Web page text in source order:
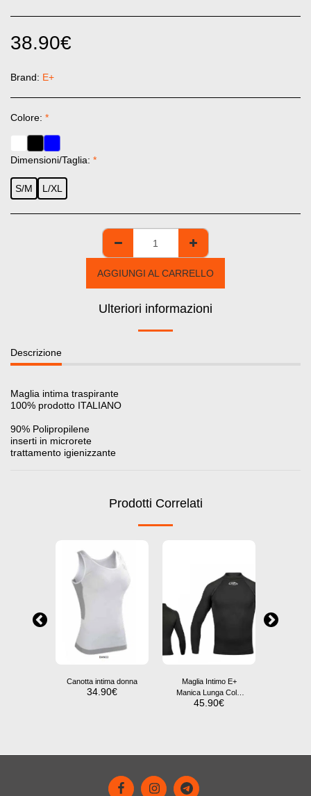
38.90€
Brand: E+
Colore: *
Dimensioni/Taglia: *
S/M L/XL
AGGIUNGI AL CARRELLO
Ulteriori informazioni
Descrizione
Maglia intima traspirante
100% prodotto ITALIANO
90% Polipropilene
inserti in microrete
trattamento igienizzante
Prodotti Correlati
Canotta intima donna
34.90€
Maglia Intimo E+
Manica Lunga Collo
Alto: Comfort e
45.90€